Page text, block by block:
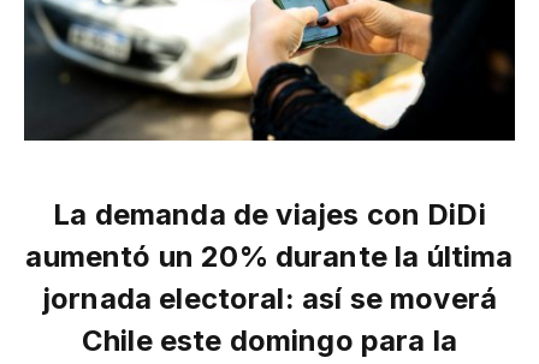
La demanda de viajes con DiDi
aumentó un 20% durante la última
jornada electoral: así se moverá
Chile este domingo para la